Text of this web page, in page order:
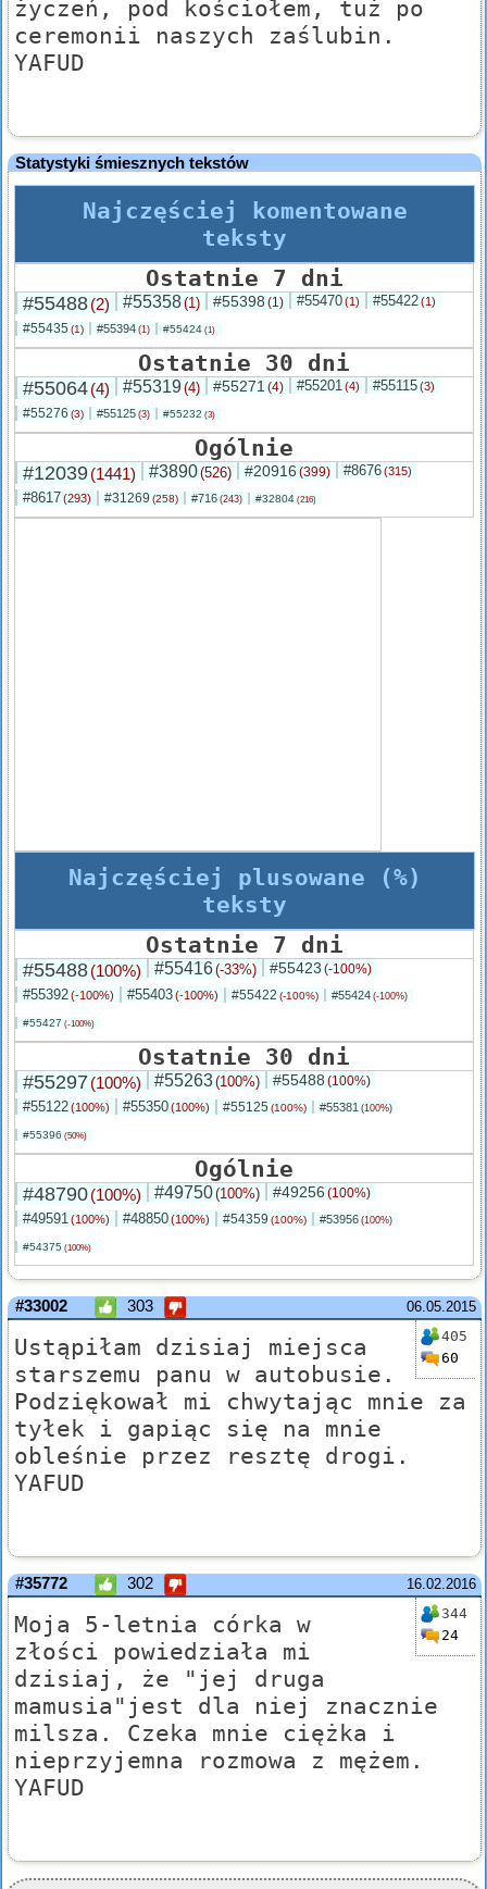
życzeń, pod kościołem, tuż po
ceremonii naszych zaślubin.
YAFUD
Statystyki śmiesznych tekstów
Najczęściej komentowane
teksty
Ostatnie 7 dni
#55488(2) #55358(1) #55398 (1) #55470(1) #55422(1)
#55435 (1) #55394 (1) #55424 (1)
Ostatnie 30 dni
#55064(4) #55319(4) #55271 (4) #55201(4) #55115(3)
#55276 (3) #55125 (3) #55232 (3)
Ogólnie
#12039(1441) #3890(526) #20916 (399) #8676(315)
#8617(293) #31269 (258) #716 (243) #32804 (216)
Najczęściej plusowane (%)
teksty
Ostatnie 7 dni
#55488(100%) #55416(-33%) #55423 (-100%)
#55392(-100%) #55403(-100%) #55422 (-100%) #55424 (-100%)
#55427 (-100%)
Ostatnie 30 dni
#55297 (100%) #55263(100%) #55488 (100%)
#55122(100%) #55350(100%) #55125 (100%) #55381 (100%)
#55396 (50%)
Ogólnie
#48790(100%) #49750(100%) #49256 (100%)
#49591(100%) #48850(100%) #54359 (100%) #53956 (100%)
#54375 (100%)
06.05.2015
#33002 303
405
60
Ustąpiłam dzisiaj miejsca
starszemu panu w autobusie.
Podziękował mi chwytając mnie za
tyłek i gapiąc się na mnie
obleśnie przez resztę drogi.
YAFUD
16.02.2016
#35772 302
344
24
Moja 5-letnia córka w
złości powiedziała mi
dzisiaj, że "jej druga
mamusia"jest dla niej znacznie
milsza. Czeka mnie ciężka i
nieprzyjemna rozmowa z mężem.
YAFUD